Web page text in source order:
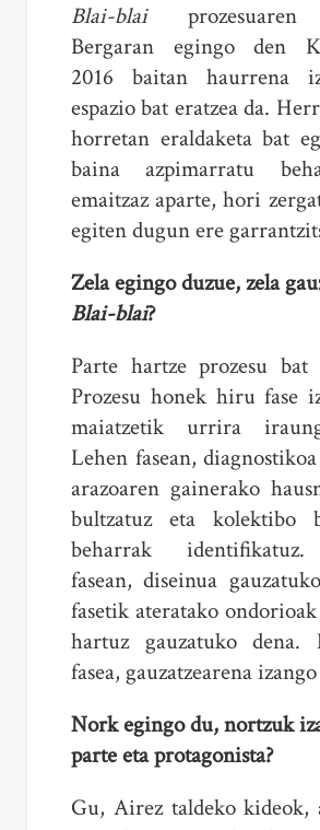
Blai-blaiprozesuaren
Bergaran egingo den
2016 baitan haurrena
espazio bat eratzea da.
horretan eraldaketa bat
baina azpimarratu
emaitzaz aparte, hori
egiten dugun ere
Zela egingo duzue, zela
Blai-blai?
Parte hartze prozesu bat
Prozesu honek hiru fase
maiatzetik urrira
Lehen fasean,
arazoaren gainerako
bultzatuz eta kolektibo
beharrak
fasean, diseinua
fasetik ateratako
hartuz gauzatuko dena.
fasea, gauzatzearena
Nork egingo du, nortzuk
parte eta protagonista?
Gu, Airez taldeko kideok,